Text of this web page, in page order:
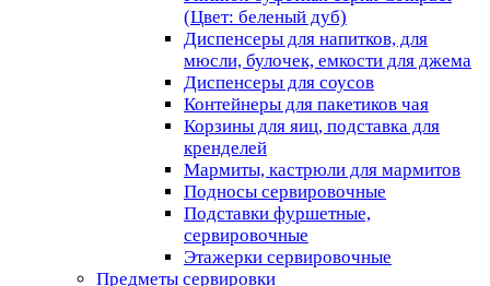
(Цвет: беленый дуб)
Диспенсеры для напитков, для
мюсли, булочек, емкости для джема
Диспенсеры для соусов
Контейнеры для пакетиков чая
Корзины для яиц, подставка для
кренделей
Мармиты, кастрюли для мармитов
Подносы сервировочные
Подставки фуршетные,
сервировочные
Этажерки сервировочные
Предметы сервировки